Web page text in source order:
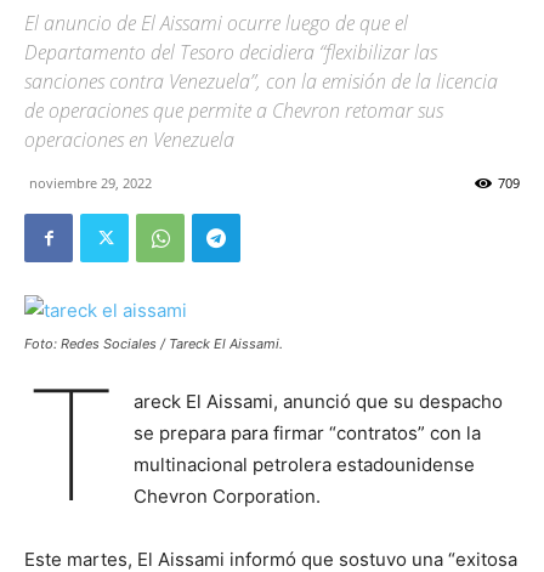
El anuncio de El Aissami ocurre luego de que el
Departamento del Tesoro decidiera “flexibilizar las
sanciones contra Venezuela”, con la emisión de la licencia
de operaciones que permite a Chevron retomar sus
operaciones en Venezuela
noviembre 29, 2022 709
Foto: Redes Sociales / Tareck El Aissami.
T
areck El Aissami, anunció que su despacho
se prepara para firmar “contratos” con la
multinacional petrolera estadounidense
Chevron Corporation.
Este martes, El Aissami informó que sostuvo una “exitosa